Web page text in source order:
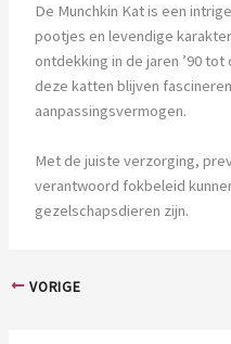
De Munchkin Kat is een
pootjes en levendige
ontdekking in de jaren ’90
deze katten blijven
aanpassingsvermogen.
Met de juiste verzorging,
verantwoord fokbeleid
gezelschapsdieren zijn.
VORIGE